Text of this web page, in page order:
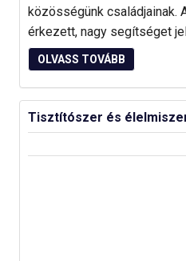
közösségünk családjainak.
érkezett, nagy segítséget
OLVASS TOVÁBB
Tisztítószer és